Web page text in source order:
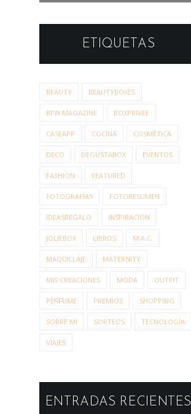
ETIQUETAS
BEAUTY BEAUTYBOXES
BFW MAGAZINE BOXPRIVEE
CASEAPP COCINA COSMÉTICA
DECO DEGUSTABOX EVENTOS
FASHION FEATURED
FOTOGRAFÍAS FOTORESUMEN
IDEASREGALO INSPIRACIÓN
JOLIEBOX LIBROS M.A.C.
MAQUILLAJE MATERNITY
MIS CREACIONES MODA OUTFIT
PERFUME PREMIOS SHOPPING
SOBRE MI SORTEOS TECNOLOGÍA
VIAJES
ENTRADAS RECIENTES